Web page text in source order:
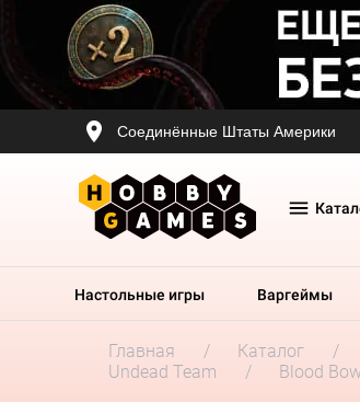
Соединённые Штаты Америки
Настольные игры Варгеймы
Главная Каталог
Undead Team
Blood